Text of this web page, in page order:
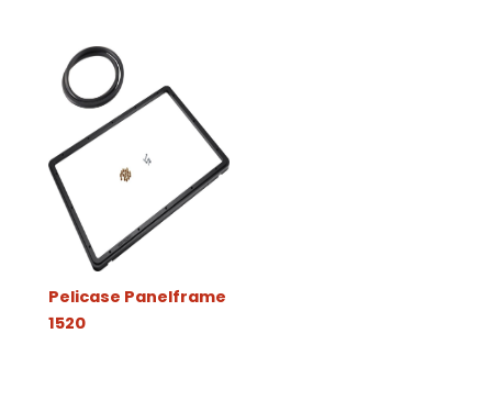
Pelicase Panelframe
1520